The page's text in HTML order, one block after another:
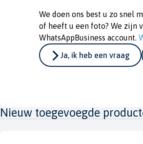
We doen ons best u zo snel
of heeft u een foto? We zijn
WhatsAppBusiness account.
Ja, ik heb een vraag
Nieuw toegevoegde